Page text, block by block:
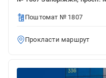
Поштомат № 1807
Прокласти маршрут